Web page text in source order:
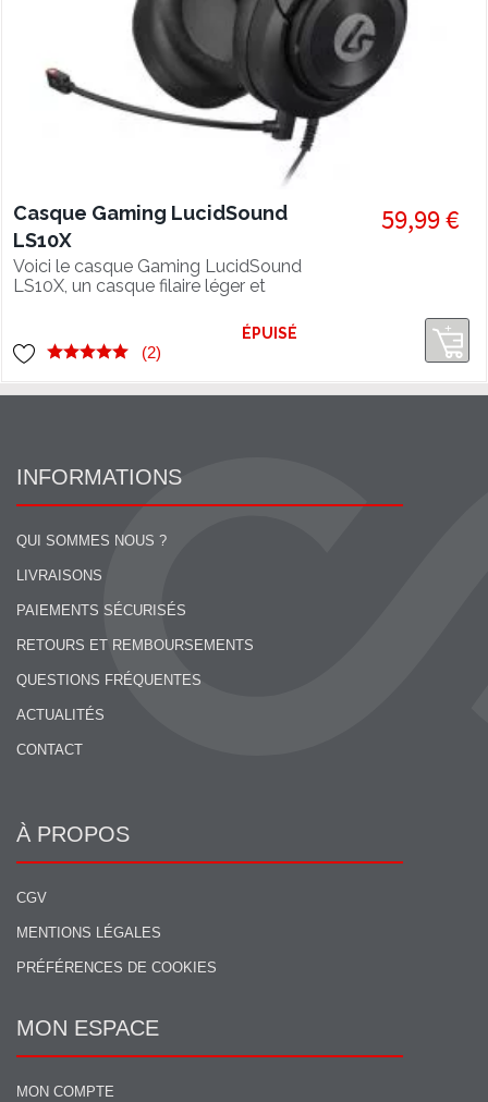
Casque Gaming LucidSound
LS10X
Voici le casque Gaming LucidSound
LS10X, un casque filaire léger et
59,99 €
(2)
ÉPUISÉ
INFORMATIONS
QUI SOMMES NOUS ?
LIVRAISONS
PAIEMENTS SÉCURISÉS
RETOURS ET REMBOURSEMENTS
QUESTIONS FRÉQUENTES
ACTUALITÉS
CONTACT
À PROPOS
CGV
MENTIONS LÉGALES
PRÉFÉRENCES DE COOKIES
MON ESPACE
MON COMPTE